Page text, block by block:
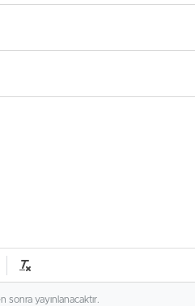
sonra yayınlanacaktır.